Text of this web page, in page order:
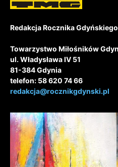
Redakcja Rocznika Gdyńskiego
Towarzystwo Miłośników
ul. Władysława IV 51
81-384 Gdynia
telefon: 58 620 74 66
redakcja@rocznikgdynski.pl